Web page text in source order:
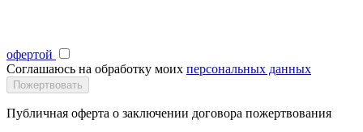
офертой
Соглашаюсь на обработку моих персональных данных
Публичная оферта о заключении договора пожертвования